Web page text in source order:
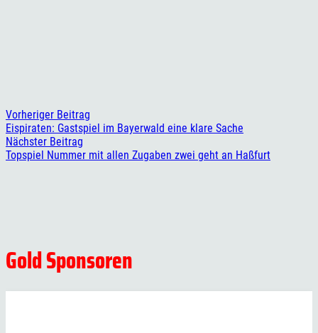
Vorheriger Beitrag
Eispiraten: Gastspiel im Bayerwald eine klare Sache
Nächster Beitrag
Topspiel Nummer mit allen Zugaben zwei geht an Haßfurt
Gold Sponsoren